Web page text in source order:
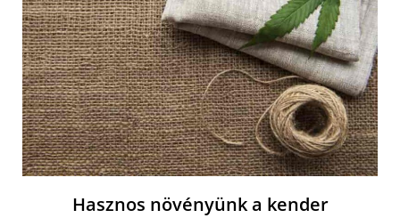
Hasznos növényünk a kender